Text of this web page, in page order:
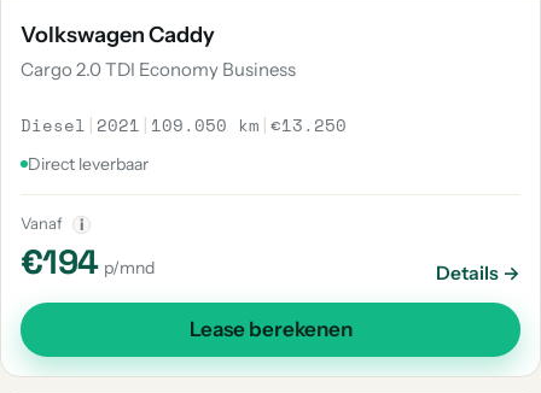
Volkswagen Caddy
Cargo 2.0 TDI Economy Business
Diesel | 2021 | 109.050 km |€13.250
Direct leverbaar
Vanaf i
€194 p/mnd Details →
Lease berekenen